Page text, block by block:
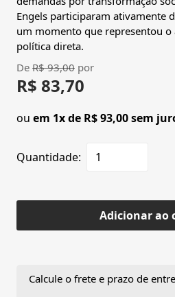
Engels participaram ativamente
um momento que representou o
política direta.
De R$ 93,00 por
R$ 83,70
ou em 1x de R$ 93,00 sem
Quantidade:
Adicionar ao
Calcule o frete e prazo de